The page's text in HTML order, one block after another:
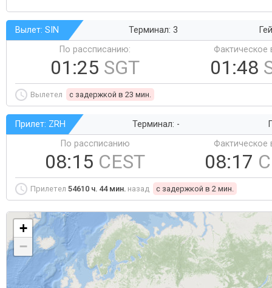
Вылет: SIN Терминал: 3
По рассписанию:
01:25 SGT
Фактическое
01:48
Вылетел c задержкой в 23 мин.
Прилет: ZRH Терминал: -
По рассписанию
08:15 CEST
Фактическое
08:17
Прилетел 54610 ч. 44 мин. назад c задержкой в 2 мин.
+
−